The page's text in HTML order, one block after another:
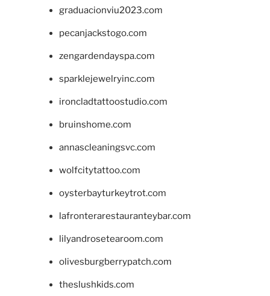
graduacionviu2023.com
pecanjackstogo.com
zengardendayspa.com
sparklejewelryinc.com
ironcladtattoostudio.com
bruinshome.com
annascleaningsvc.com
wolfcitytattoo.com
oysterbayturkeytrot.com
lafronterarestauranteybar.com
lilyandrosetearoom.com
olivesburgberrypatch.com
theslushkids.com